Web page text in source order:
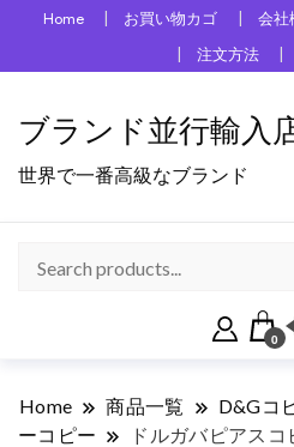
Home お買い物カゴ 会社
注文方法
ブランド並行輸入
世界で一番高級なブランド
0
Home 商品一覧 D&Gコ
ーコピー
ドルガバピアスコ